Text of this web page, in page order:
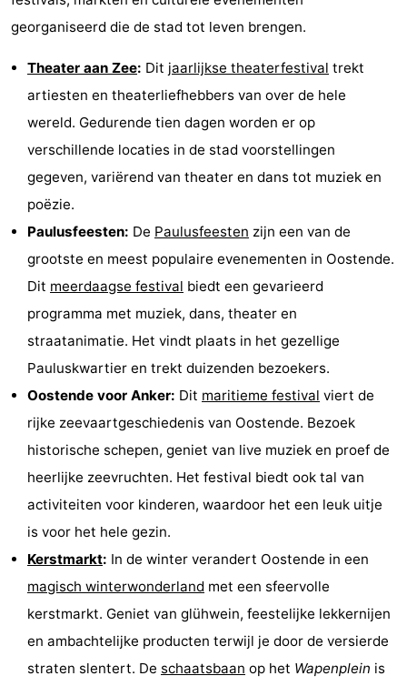
georganiseerd die de stad tot leven brengen.
Theater aan Zee: Dit jaarlijkse theaterfestival trekt
artiesten en theaterliefhebbers van over de hele
wereld. Gedurende tien dagen worden er op
verschillende locaties in de stad voorstellingen
gegeven, variërend van theater en dans tot muziek en
poëzie.
Paulusfeesten: De Paulusfeesten zijn een van de
grootste en meest populaire evenementen in Oostende.
Dit meerdaagse festival biedt een gevarieerd
programma met muziek, dans, theater en
straatanimatie. Het vindt plaats in het gezellige
Pauluskwartier en trekt duizenden bezoekers.
Oostende voor Anker: Dit maritieme festival viert de
rijke zeevaartgeschiedenis van Oostende. Bezoek
historische schepen, geniet van live muziek en proef de
heerlijke zeevruchten. Het festival biedt ook tal van
activiteiten voor kinderen, waardoor het een leuk uitje
is voor het hele gezin.
Kerstmarkt: In de winter verandert Oostende in een
magisch winterwonderland met een sfeervolle
kerstmarkt. Geniet van glühwein, feestelijke lekkernijen
en ambachtelijke producten terwijl je door de versierde
straten slentert. De schaatsbaan op het Wapenplein is